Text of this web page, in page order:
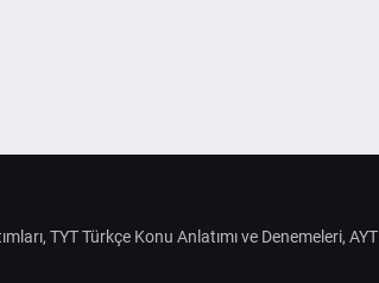
TYT Türkçe Konu Anlatımı ve Denemeleri, AYT